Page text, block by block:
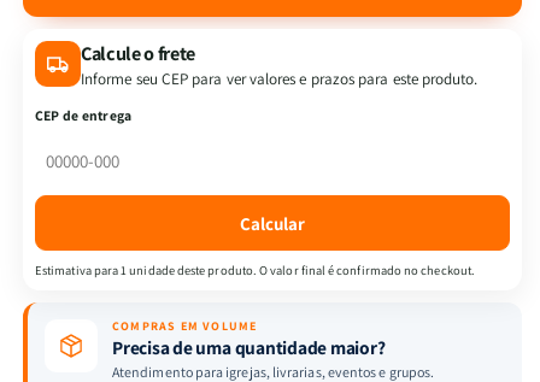
Xelotes
|
Dave
Gibbons
Xelotes
|
Dave
Calcule o frete
Informe seu CEP para ver valores e prazos para este produto.
CEP de entrega
Calcular
Estimativa para 1 unidade deste produto. O valor final é confirmado no checkout.
COMPRAS EM VOLUME
Precisa de uma quantidade maior?
Atendimento para igrejas, livrarias, eventos e grupos.